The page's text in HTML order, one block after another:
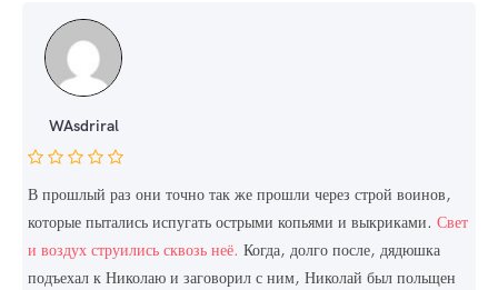
WAsdriral
В прошлый раз они точно так же прошли через строй воинов,
которые пытались испугать острыми копьями и выкриками. Свет
и воздух струились сквозь неё. Когда, долго после, дядюшка
подъехал к Николаю и заговорил с ним, Николай был польщен